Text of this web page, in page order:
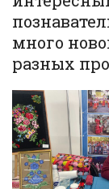
много
разных